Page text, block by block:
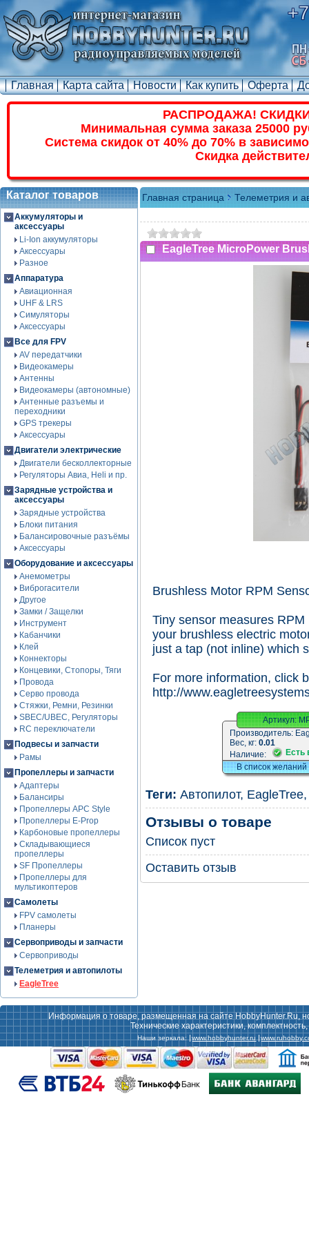
Главная Карта сайта Новости Как купить Оферта
РАСПРОДАЖА!
Минимальная сумма заказа 25000
Система скидок от 40% до 70% в
Скидка
Каталог товаров
Аккумуляторы и
аксессуары
Li-Ion аккумуляторы
Аксессуары
Разное
Аппаратура
Авиационная
UHF & LRS
Симуляторы
Аксессуары
Все для FPV
AV передатчики
Видеокамеры
Антенны
Видеокамеры (автономные)
Антенные разъемы и
переходники
GPS трекеры
Аксессуары
Двигатели электрические
Двигатели бесколлекторные
Регуляторы Авиа, Heli и пр.
Зарядные устройства и
аксессуары
Зарядные устройства
Блоки питания
Балансировочные разъёмы
Аксессуары
Оборудование и аксессуары
Анемометры
Виброгасители
Другое
Замки / Защелки
Инструмент
Кабанчики
Клей
Коннекторы
Концевики, Стопоры, Тяги
Провода
Серво провода
Стяжки, Ремни, Резинки
SBEC/UBEC, Регуляторы
RC переключатели
Подвесы и запчасти
Рамы
Пропеллеры и запчасти
Адаптеры
Балансиры
Пропеллеры APC Style
Пропеллеры E-Prop
Карбоновые пропеллеры
Складывающиеся
пропеллеры
SF Пропеллеры
Пропеллеры для
мультикоптеров
Самолеты
FPV самолеты
Планеры
Сервоприводы и запчасти
Сервоприводы
Телеметрия и автопилоты
EagleTree
Главная страница Телеметрия и
EagleTree MicroPower
Brushless Motor RPM
Tiny sensor measures
your brushless electric
just a tap (not inline) which
For more information, click
http://
Артикул:
Производитель:
Вес, кг: 0.01
Наличие:
Есть
В список желаний
Теги: Автопилот, EagleTree
Отзывы о товаре
Список пуст
Оставить отзыв
Информация о товаре, размещенная на сайте HobbyHunter.Ru,
Технические характеристики,
Наши зеркала: www.hobbyhunter.ru